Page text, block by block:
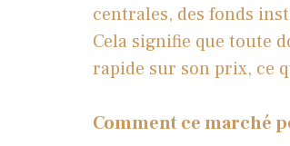
centrales, des fonds
Cela signifie que toute
rapide sur son prix, ce
Comment ce marché